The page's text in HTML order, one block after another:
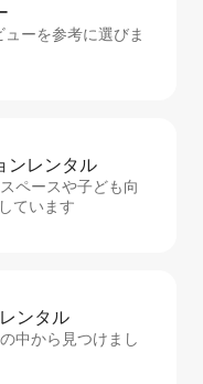
ーを参考に選びま
ンレ⁠ン⁠タ⁠ル
ペースや子ども向
ています
ン⁠タ⁠ル
中から見つけまし